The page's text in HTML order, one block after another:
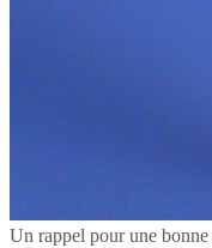
Un rappel pour une